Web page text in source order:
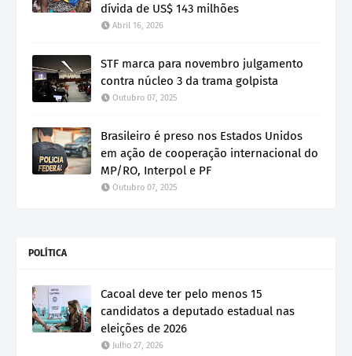
dívida de US$ 143 milhões
Abril 16, 2026
STF marca para novembro julgamento
contra núcleo 3 da trama golpista
Outubro 07, 2025
Brasileiro é preso nos Estados Unidos
em ação de cooperação internacional do
MP/RO, Interpol e PF
Outubro 07, 2025
POLÍTICA
Cacoal deve ter pelo menos 15
candidatos a deputado estadual nas
eleições de 2026
Julho 27, 2026